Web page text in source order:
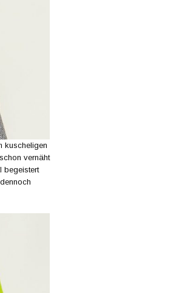
kuscheligen
vernäht
begeistert